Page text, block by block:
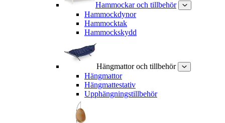
Hammockar och tillbehör
Hammockdynor
Hammocktak
Hammockskydd
Hängmattor och tillbehör
Hängmattor
Hängmattestativ
Upphängningstillbehör